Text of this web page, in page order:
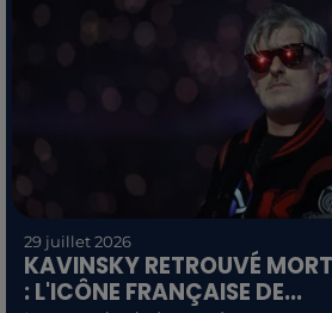
29 juillet 2026
KAVINSKY RETROUVÉ
: L'ICÔNE FRANÇAISE DE...